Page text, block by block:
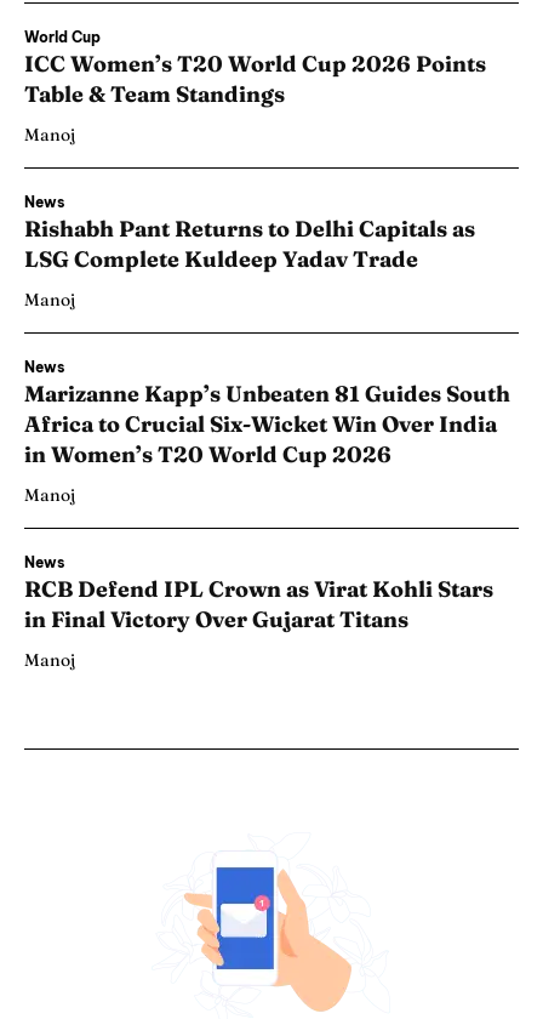
World Cup
ICC Women’s T20 World Cup 2026 Points
Table & Team Standings
Manoj
News
Rishabh Pant Returns to Delhi Capitals as
LSG Complete Kuldeep Yadav Trade
Manoj
News
Marizanne Kapp’s Unbeaten 81 Guides South
Africa to Crucial Six-Wicket Win Over India
in Women’s T20 World Cup 2026
Manoj
News
RCB Defend IPL Crown as Virat Kohli Stars
in Final Victory Over Gujarat Titans
Manoj